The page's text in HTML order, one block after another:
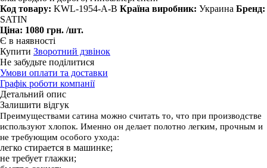
Код товару: KWL-1954-A-B Країна виробник: Украина Бренд:
SATIN
Ціна: 1080 грн. /шт.
Є в наявності
Купити Зворотний дзвінок
Не забудьте поділитися
Умови оплати та доставки
Графік роботи компанії
Детальний опис
Залишити відгук
Преимуществами сатина можно считать то, что при производстве
используют хлопок. Именно он делает полотно легким, прочным и
не требующим особого ухода:
легко стирается в машинке;
не требует глажки;